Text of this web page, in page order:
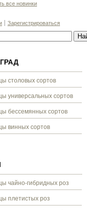
все новинки
Зарегистрироваться
столовых сортов
универсальных сортов
бессемянных сортов
винных сортов
чайно-гибридных роз
плетистых роз